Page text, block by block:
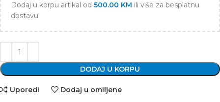
Dodaj u korpu artikal od 500.00 KM ili više za besplatnu
dostavu!
DODAJ U KORPU
Uporedi Dodaj u omiljene